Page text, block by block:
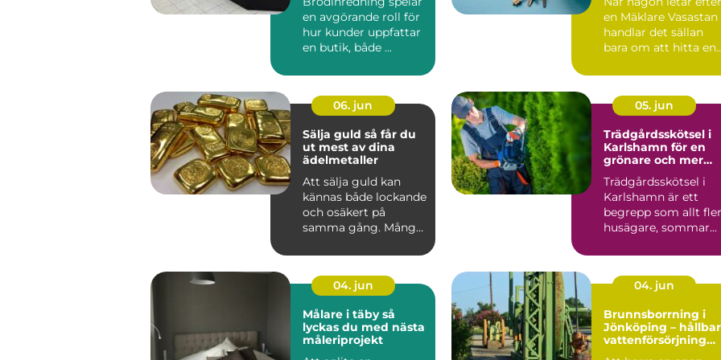
en avgörande roll för
hur kunder uppfattar
en butik, både ...
bostadsaffär
en Mäklare Vasastan
handlar det sällan
bara om att hitta en
06. jun
Sälja guld så får du
ut mest av dina
ädelmetaller
Att sälja guld kan
kännas både lockande
och osäkert på
samma gång. Många
eller tac...
05. jun
Trädgårdsskötsel i
Karlshamn för en
grönare och mer
Trädgårdsskötsel i
Karlshamn är ett
begrepp som allt fler
husägare, sommar...
04. jun
Målare i täby så
lyckas du med nästa
måleriprojekt
04. jun
Brunnsborrning i
Jönköping – hållbar
vattenförsörjning